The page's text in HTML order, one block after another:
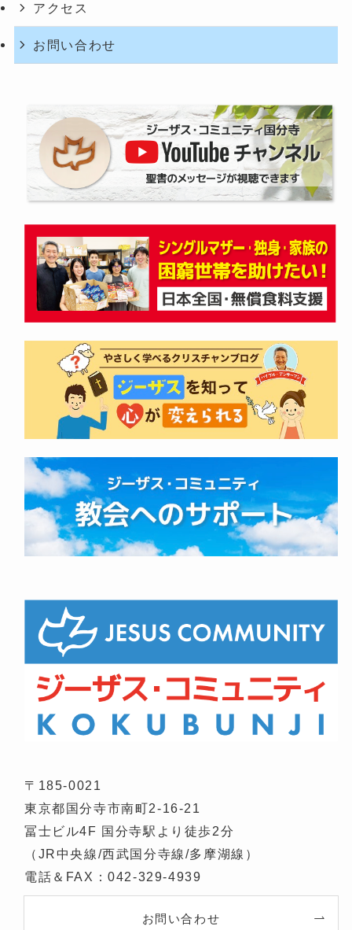
アクセス
お問い合わせ
〒185-0021
東京都国分寺市南町2-16-21
冨士ビル4F 国分寺駅より徒歩2分
（JR中央線/西武国分寺線/多摩湖線）
電話＆FAX：042-329-4939
お問い合わせ